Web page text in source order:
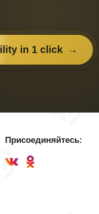
Присоединяйтесь: